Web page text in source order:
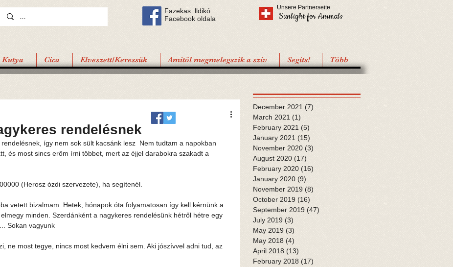
Fazekas lldikó
Facebook oldala
Unsere Partnerseite
Sunlight for Animals
Kutya Cica Elveszett/Keressük Amitől megmelegszik a sziv Segíts! Több
rendelésnek
így nem sok sült kacsánk lesz  Nem tudtam a napokban
és most sincs erőm írni többet, mert az éjjel darabokra szakadt a
(Herosz ózdi szervezete), ha segítenél.
vetett bizalmam. Hetek, hónapok óta folyamatosan így kell kérnünk a
minden. Szerdánként a nagykeres rendelésünk hétről hétre egy
Sokan vagyunk
ne most tegye, nincs most kedvem élni sem. Aki jószívvel adni tud, az
December 2021 (7)
March 2021 (1)
February 2021 (5)
January 2021 (15)
November 2020 (3)
August 2020 (17)
February 2020 (16)
January 2020 (9)
November 2019 (8)
October 2019 (16)
September 2019 (47)
July 2019 (3)
May 2019 (3)
May 2018 (4)
April 2018 (13)
February 2018 (17)